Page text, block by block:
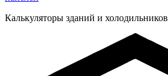
Калькуляторы зданий и холодильников